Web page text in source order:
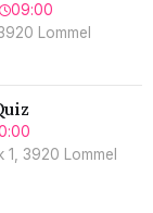
09:00
Lommel
3920 Lommel